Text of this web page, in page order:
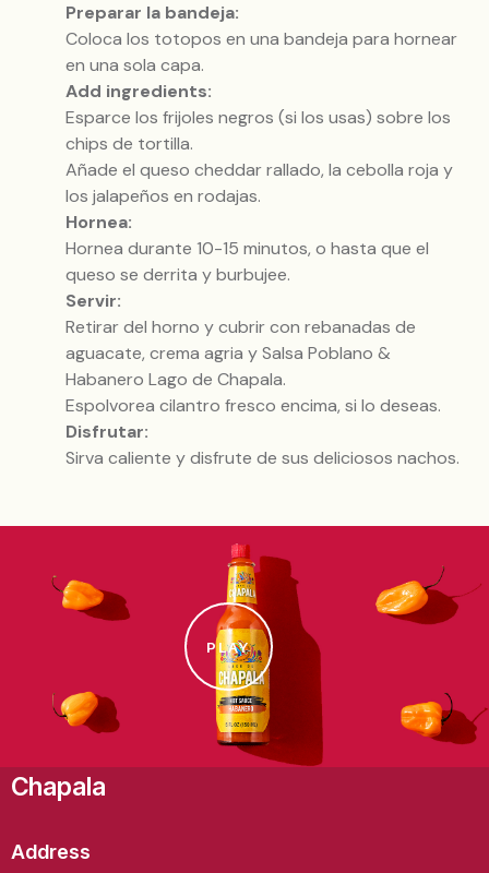
Preparar la bandeja:
Coloca los totopos en una bandeja para hornear
en una sola capa.
Add ingredients:
Esparce los frijoles negros (si los usas) sobre los
chips de tortilla.
Añade el queso cheddar rallado, la cebolla roja y
los jalapeños en rodajas.
Hornea:
Hornea durante 10-15 minutos, o hasta que el
queso se derrita y burbujee.
Servir:
Retirar del horno y cubrir con rebanadas de
aguacate, crema agria y Salsa Poblano &
Habanero Lago de Chapala.
Espolvorea cilantro fresco encima, si lo deseas.
Disfrutar:
Sirva caliente y disfrute de sus deliciosos nachos.
PLAY
Chapala
Address